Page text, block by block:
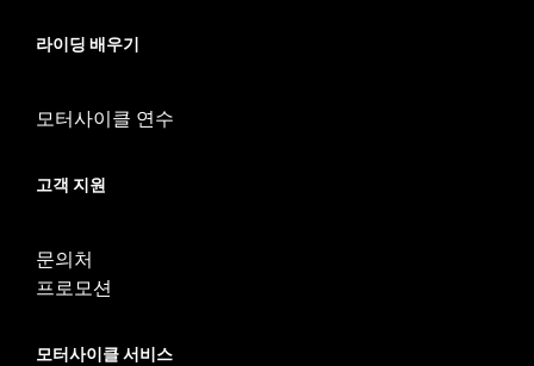
라이딩 배우기
모터사이클 연수
고객 지원
문의처
프로모션
모터사이클 서비스